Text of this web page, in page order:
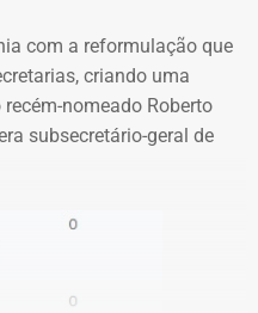
com a reformulação que
criando uma
nomeado Roberto
subsecretário-geral de